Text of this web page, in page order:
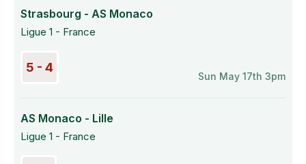
Strasbourg - AS Monaco
Ligue 1 - France
5 - 4
Sun May 17th 3pm
AS Monaco - Lille
Ligue 1 - France